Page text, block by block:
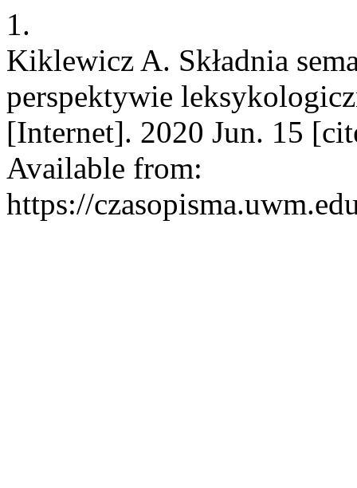
1.
Kiklewicz A. Składnia
perspektywie
[Internet]. 2020 Jun. 15
Available from:
https://